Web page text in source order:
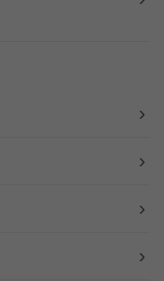
›
›
›
›